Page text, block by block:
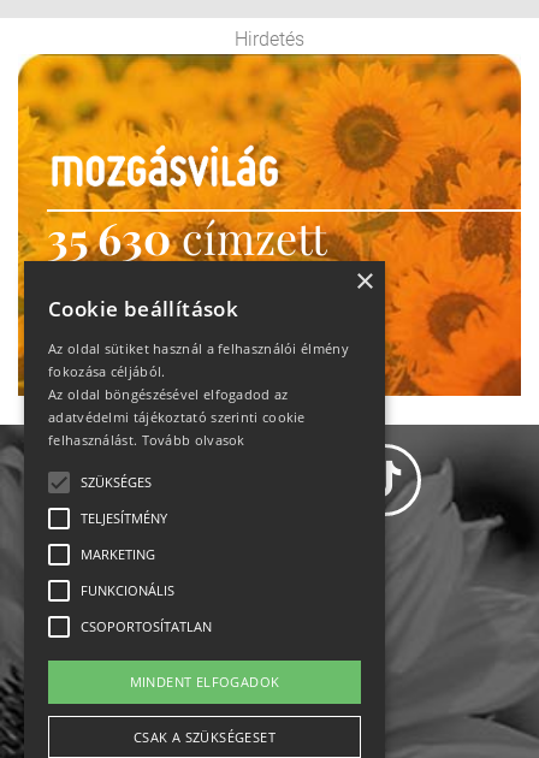
Hirdetés
35 630címzett
heti motiváció
Ne maradj le!
Állásajánlatok
Impresszum-kapcsolat
Jogi nyilatkozat
×
Cookie beállítások
Az oldal sütiket használ a felhasználói élmény
fokozása céljából.
Az oldal böngészésével elfogadod az
adatvédelmi tájékoztató szerinti cookie
felhasználást. Tovább olvasok
SZÜKSÉGES
TELJESÍTMÉNY
MARKETING
FUNKCIONÁLIS
CSOPORTOSÍTATLAN
MINDENT ELFOGADOK
CSAK A SZÜKSÉGESET